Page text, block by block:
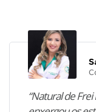
“Natural de Frei